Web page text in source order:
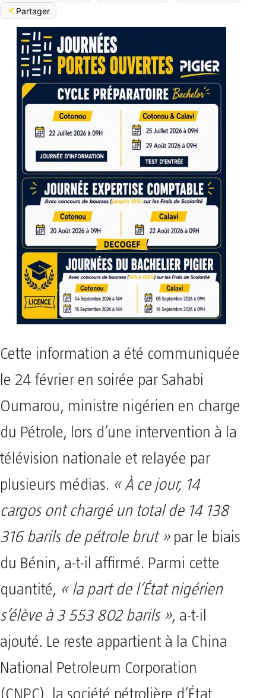
Partager
Cette information a été communiquée
le 24 février en soirée par Sahabi
Oumarou, ministre nigérien en charge
du Pétrole, lors d’une intervention à la
télévision nationale et relayée par
plusieurs médias. « À ce jour, 14
cargos ont chargé un total de 14 138
316 barils de pétrole brut »par le biais
du Bénin, a-t-il affirmé. Parmi cette
quantité, « la part de l’État nigérien
s’élève à 3 553 802 barils », a-t-il
ajouté. Le reste appartient à la China
National Petroleum Corporation
(CNPC), la société pétrolière d’État